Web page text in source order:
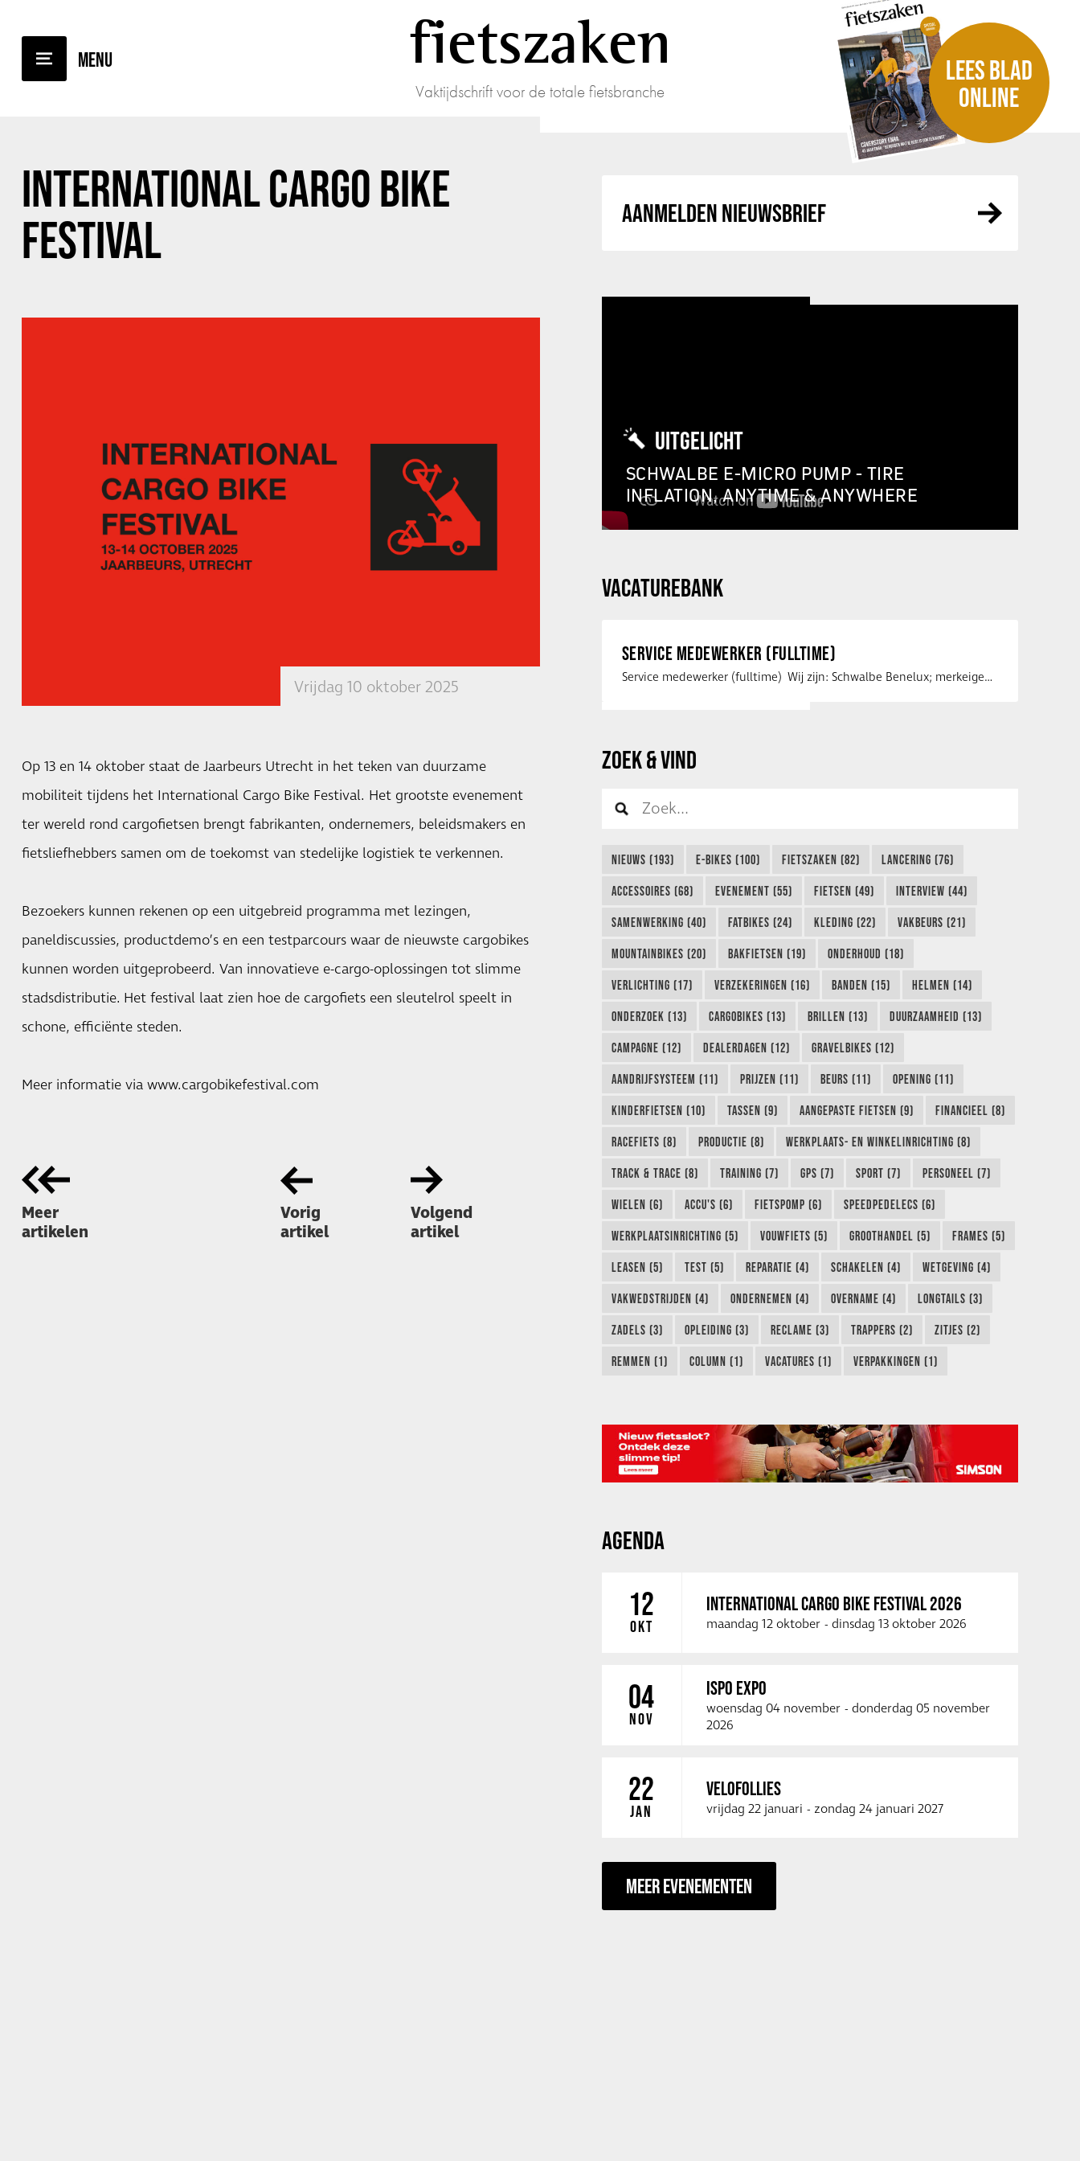
fietszaken
Vaktijdschrift voor de totale fietsbranche
LEES BLAD
ONLINE
INTERNATIONAL CARGO BIKE
FESTIVAL
Vrijdag 10 oktober 2025
Op 13 en 14 oktober staat de Jaarbeurs Utrecht in het teken van duurzame
mobiliteit tijdens het International Cargo Bike Festival. Het grootste evenement
ter wereld rond cargofietsen brengt fabrikanten, ondernemers, beleidsmakers en
fietsliefhebbers samen om de toekomst van stedelijke logistiek te verkennen.
Bezoekers kunnen rekenen op een uitgebreid programma met lezingen,
paneldiscussies, productdemo’s en een testparcours waar de nieuwste cargobikes
kunnen worden uitgeprobeerd. Van innovatieve e-cargo-oplossingen tot slimme
stadsdistributie. Het festival laat zien hoe de cargofiets een sleutelrol speelt in
schone, efficiënte steden.
Meer informatie via www.cargobikefestival.com
Meer
artikelen
Vorig
artikel
Volgend
artikel
AANMELDEN NIEUWSBRIEF
UITGELICHT
SCHWALBE E-MICRO PUMP - TIRE
INFLATION, ANYTIME & ANYWHERE
VACATUREBANK
SERVICE MEDEWERKER (FULLTIME)
Service medewerker (fulltime) Wij zijn: Schwalbe Benelux; merkeigenaar, …
ZOEK & VIND
NIEUWS (193) E-BIKES (100) FIETSZAKEN (82) LANCERING (76)
ACCESSOIRES (68) EVENEMENT (55) FIETSEN (49) INTERVIEW (44)
SAMENWERKING (40) FATBIKES (24) KLEDING (22) VAKBEURS (21)
MOUNTAINBIKES (20) BAKFIETSEN (19) ONDERHOUD (18)
VERLICHTING (17) VERZEKERINGEN (16) BANDEN (15) HELMEN (14)
ONDERZOEK (13) CARGOBIKES (13) BRILLEN (13) DUURZAAMHEID (13)
CAMPAGNE (12) DEALERDAGEN (12) GRAVELBIKES (12)
AANDRIJFSYSTEEM (11) PRIJZEN (11) BEURS (11) OPENING (11)
KINDERFIETSEN (10) TASSEN (9) AANGEPASTE FIETSEN (9) FINANCIEEL (8)
RACEFIETS (8) PRODUCTIE (8) WERKPLAATS- EN WINKELINRICHTING (8)
TRACK & TRACE (8) TRAINING (7) GPS (7) SPORT (7) PERSONEEL (7)
WIELEN (6) ACCU'S (6) FIETSPOMP (6) SPEEDPEDELECS (6)
WERKPLAATSINRICHTING (5) VOUWFIETS (5) GROOTHANDEL (5) FRAMES (5)
LEASEN (5) TEST (5) REPARATIE (4) SCHAKELEN (4) WETGEVING (4)
VAKWEDSTRIJDEN (4) ONDERNEMEN (4) OVERNAME (4) LONGTAILS (3)
ZADELS (3) OPLEIDING (3) RECLAME (3) TRAPPERS (2) ZITJES (2)
REMMEN (1) COLUMN (1) VACATURES (1) VERPAKKINGEN (1)
AGENDA
12
OKT
INTERNATIONAL CARGO BIKE FESTIVAL 2026
maandag 12 oktober - dinsdag 13 oktober 2026
04
NOV
ISPO EXPO
woensdag 04 november - donderdag 05 november
2026
22
JAN
VELOFOLLIES
vrijdag 22 januari - zondag 24 januari 2027
MEER EVENEMENTEN